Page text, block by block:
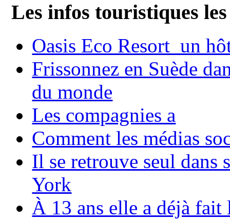
Les infos touristiques
Oasis Eco Resort un
Frissonnez en Suède
du monde
Les compagnies a
Comment les médias
Il se retrouve seul dans
York
À 13 ans elle a déjà